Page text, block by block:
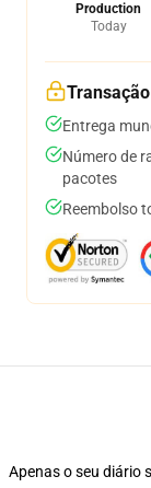
Production
Today
Entrega
Número de
pacotes
Reembolso
Apenas o seu diário